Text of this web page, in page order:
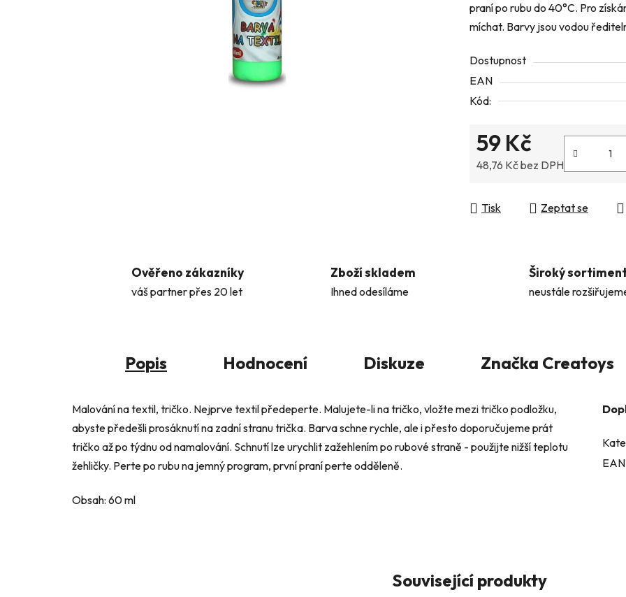
0,0
z
hvězdiček.
praní po rubu do 40°C. Pro
míchat. Barvy jsou vodou
Dostupnost
EAN
Kód:
59 Kč
48,76 Kč bez DPH
Tisk Zeptat se
Ověřeno zákazníky
váš partner přes 20 let
Zboží skladem
Ihned odesíláme
Široký
neustále
Popis Hodnocení Diskuze Značka Creatoys
Malování na textil, tričko. Nejprve textil předeperte. Malujete-li na tričko, vložte mezi tričko podložku,
abyste předešli prosáknutí na zadní stranu trička. Barva schne rychle, ale i přesto doporučujeme prát
tričko až po týdnu od namalování. Schnutí lze urychlit zažehlením po rubové straně - použijte nižší teplotu
žehličky. Perte po rubu na jemný program, první praní perte odděleně.
Obsah: 60 ml
EAN
Související produkty